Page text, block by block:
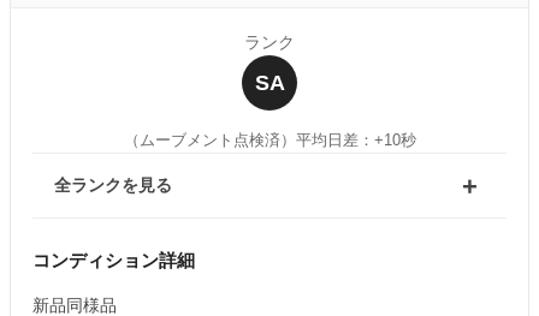
ランク
SA
（ムーブメント点検済） 平均日差：+10秒
全ランクを見る
コンディション詳細
新品同様品